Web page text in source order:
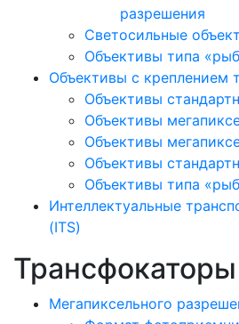
разрешения
Светосильные
Объективы типа
Объективы с креплением
Объективы
Объективы
Объективы
Объективы
Объективы типа
Интеллектуальные
(ITS)
Трансфокаторы
Мегапиксельного